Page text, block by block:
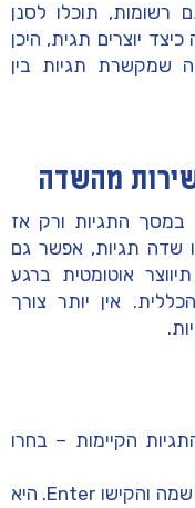
רשומות, תוכלו לסנן
יוצרים תגית, היכן
שמקשרת תגיות בין
מהשדה
במסך התגיות ורק אז
שדה תגיות, אפשר גם
אוטומטית ברגע
אין יותר צורך
הקיימות – בחרו
והקישו Enter. היא